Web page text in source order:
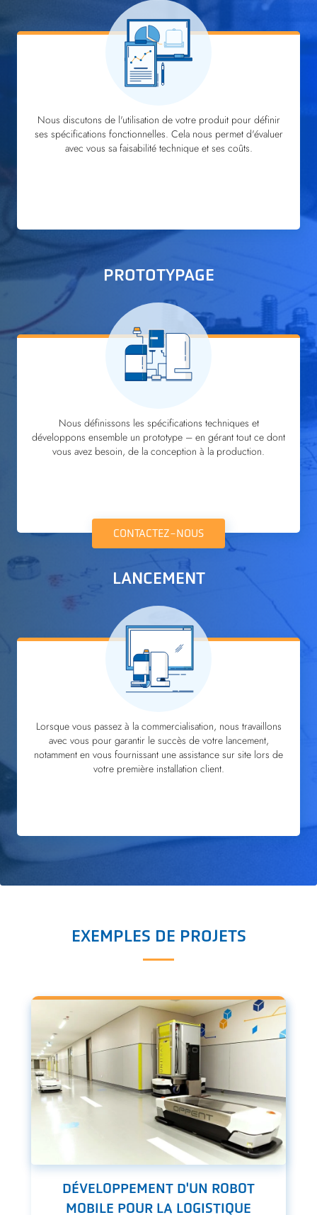
Nous discutons de l'utilisation de votre produit pour définir
ses spécifications fonctionnelles. Cela nous permet d'évaluer
avec vous sa faisabilité technique et ses coûts.
PROTOTYPAGE
Nous définissons les spécifications techniques et
développons ensemble un prototype – en gérant tout ce dont
vous avez besoin, de la conception à la production.
CONTACTEZ-NOUS
LANCEMENT
Lorsque vous passez à la commercialisation, nous travaillons
avec vous pour garantir le succès de votre lancement,
notamment en vous fournissant une assistance sur site lors de
votre première installation client.
EXEMPLES DE PROJETS
DÉVELOPPEMENT D'UN ROBOT
MOBILE POUR LA LOGISTIQUE